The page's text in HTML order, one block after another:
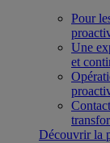
Pour
Une
et
Découvrir la